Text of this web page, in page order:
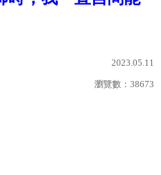
2023.05.11
瀏覽數： 38673